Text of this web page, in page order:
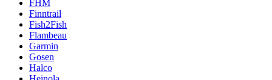
FHM
Finntrail
Fish2Fish
Flambeau
Garmin
Gosen
Halco